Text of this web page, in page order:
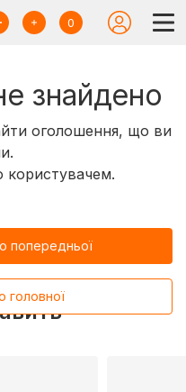
0
знайдено
оголошення, що ви
користувачем.
попередньої
головної